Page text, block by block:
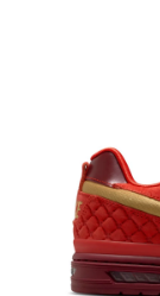
MARQUES
THE EDIT